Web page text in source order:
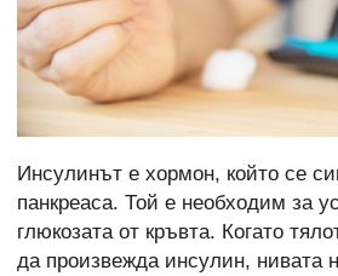
Инсулинът е хормон, който се
панкреаса. Той е необходим за
глюкозата от кръвта. Когато
да произвежда инсулин, нивата